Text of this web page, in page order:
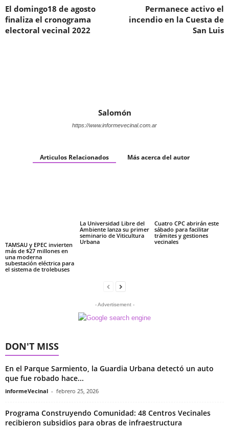
El domingo18 de agosto
finaliza el cronograma
electoral vecinal 2022
Permanece activo el
incendio en la Cuesta de
San Luis
Salomón
https://www.informevecinal.com.ar
Articulos Relacionados Más acerca del autor
TAMSAU y EPEC invierten
más de $27 millones en
una moderna
subestación eléctrica para
el sistema de trolebuses
La Universidad Libre del
Ambiente lanza su primer
seminario de Viticultura
Urbana
Cuatro CPC abrirán este
sábado para facilitar
trámites y gestiones
vecinales
- Advertisement -
DON'T MISS
En el Parque Sarmiento, la Guardia Urbana detectó un auto
que fue robado hace...
informeVecinal - febrero 25, 2026
Programa Construyendo Comunidad: 48 Centros Vecinales
recibieron subsidios para obras de infraestructura